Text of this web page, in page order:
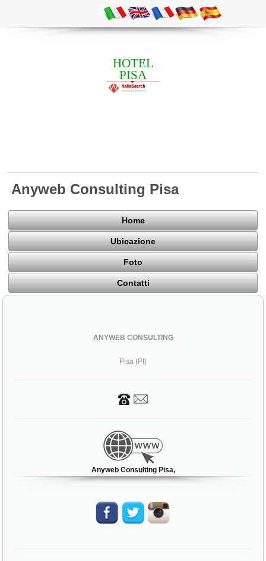
HOTEL
PISA
Anyweb Consulting Pisa
Home
Ubicazione
Foto
Contatti
ANYWEB CONSULTING
Pisa (PI)
Anyweb Consulting Pisa,